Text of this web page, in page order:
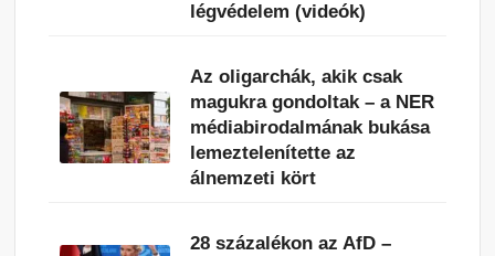
légvédelem (videók)
Az oligarchák, akik csak
magukra gondoltak – a NER
médiabirodalmának bukása
lemeztelenítette az
álnemzeti kört
28 százalékon az AfD –